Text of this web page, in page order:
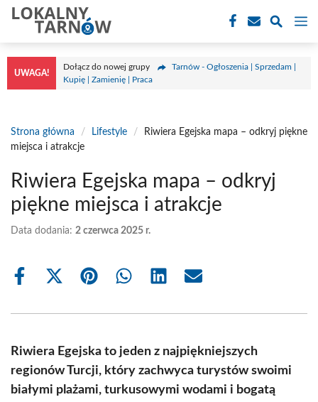
Przejdź
treści
UWAGA!
Dołącz do nowej grupy
Tarnów - Ogłoszenia | Sprzedam |
Kupię | Zamienię | Praca
Strona główna / Lifestyle /
Riwiera Egejska mapa – odkryj piękne
miejsca i atrakcje
Riwiera Egejska mapa – odkryj
piękne miejsca i atrakcje
Data dodania: 2 czerwca 2025 r.
Share
Share
(Twitter)
Share Share Share Share
Riwiera Egejska to jeden z najpiękniejszych
regionów Turcji, który zachwyca turystów swoimi
białymi plażami, turkusowymi wodami i bogatą